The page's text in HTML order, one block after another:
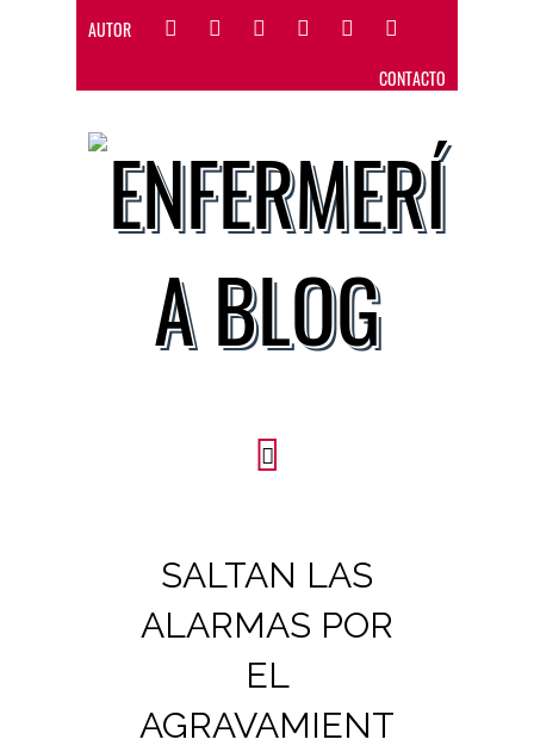
AUTOR
CONTACTO
SALTAN LAS
ALARMAS POR
EL
AGRAVAMIENT